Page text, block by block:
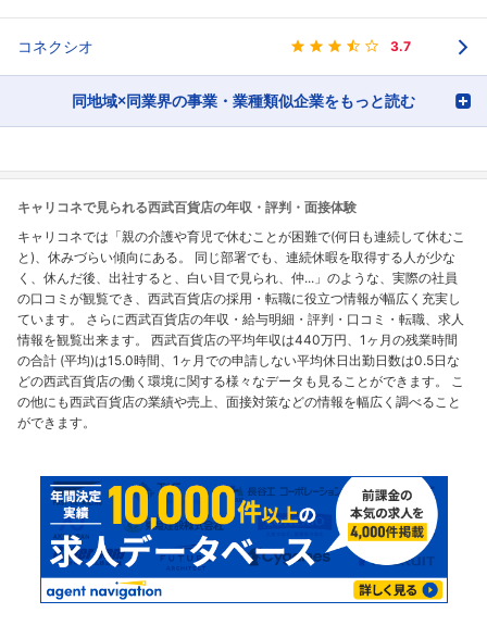
コネクシオ 3.7
同地域×同業界の事業・業種類似企業をもっと読む
キャリコネで見られる西武百貨店の年収・評判・面接体験
キャリコネでは「親の介護や育児で休むことが困難で(何日も連続して休むこ
と)、休みづらい傾向にある。 同じ部署でも、連続休暇を取得する人が少な
く、休んだ後、出社すると、白い目で見られ、仲...」のような、実際の社員
の口コミが観覧でき、西武百貨店の採用・転職に役立つ情報が幅広く充実し
ています。 さらに西武百貨店の年収・給与明細・評判・口コミ・転職、求人
情報を観覧出来ます。 西武百貨店の平均年収は440万円、1ヶ月の残業時間
の合計 (平均)は15.0時間、1ヶ月での申請しない平均休日出勤日数は0.5日な
どの西武百貨店の働く環境に関する様々なデータも見ることができます。 こ
の他にも西武百貨店の業績や売上、面接対策などの情報を幅広く調べること
ができます。